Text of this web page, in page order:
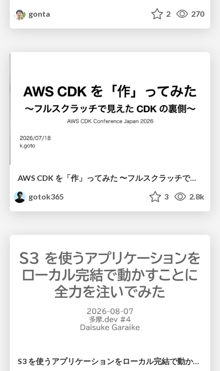
gonta
2 270
AWS CDK を「作」ってみた 〜フルスクラッチで見えた CDK の裏側〜 / aws-cdk-from-scratch
gotok365
3 2.8k
S3 を使うアプリケーションをローカル完結で動かすことに全力を注いでみた / Running S3 Apps Offline